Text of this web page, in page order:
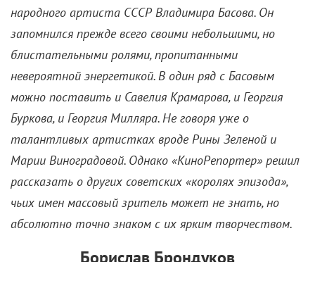
народного артиста СССР Владимира Басова. Он
запомнился прежде всего своими небольшими, но
блистательными ролями, пропитанными
невероятной энергетикой. В один ряд с Басовым
можно поставить и Савелия Крамарова, и Георгия
Буркова, и Георгия Милляра. Не говоря уже о
талантливых артистках вроде Рины Зеленой и
Марии Виноградовой. Однако «КиноРепортер» решил
рассказать о других советских «королях эпизода»,
чьих имен массовый зритель может не знать, но
абсолютно точно знаком с их ярким творчеством.
Борислав Брондуков